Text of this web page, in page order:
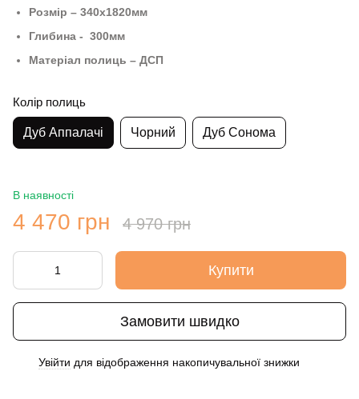
Розмір – 340х1820мм
Глибина - 300мм
Матеріал полиць – ДСП
Колір полиць
Дуб Аппалачі Чорний Дуб Сонома
В наявності
4 470 грн 4 970 грн
Купити
Замовити швидко
Увійти для відображення накопичувальної знижки